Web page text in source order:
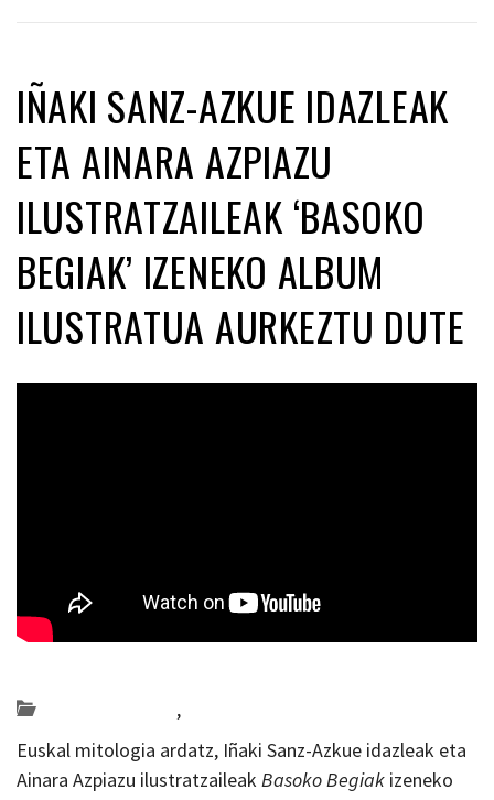
IÑAKI SANZ-AZKUE IDAZLEAK
ETA AINARA AZPIAZU
ILUSTRATZAILEAK ‘BASOKO
BEGIAK’ IZENEKO ALBUM
ILUSTRATUA AURKEZTU DUTE
,
Euskal mitologia ardatz, Iñaki Sanz-Azkue idazleak eta
Ainara Azpiazu ilustratzaileak Basoko Begiak izeneko